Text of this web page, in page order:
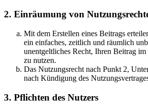
2. Einräumung von
Mit dem Erstellen eines Beitrags
ein einfaches, zeitlich und räumlich
unentgeltliches Recht, Ihren Beitrag im
zu nutzen.
Das Nutzungsrecht nach Punkt 2,
nach Kündigung des
3. Pflichten des Nutzers